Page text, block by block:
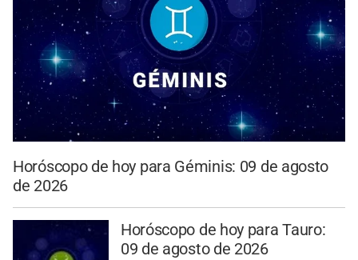
Horóscopo de hoy para Géminis: 09 de agosto
de 2026
Horóscopo de hoy para Tauro:
09 de agosto de 2026